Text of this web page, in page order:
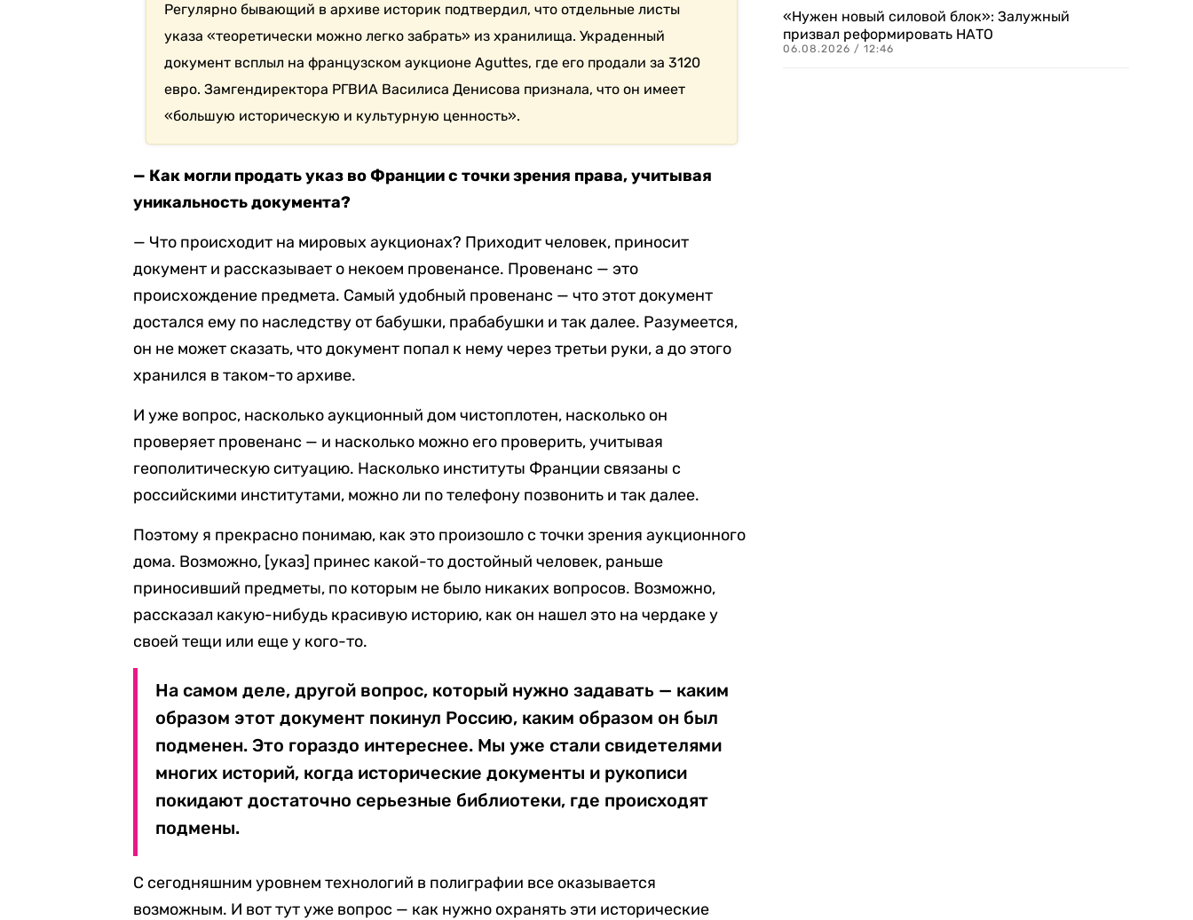
Регулярно бывающий в архиве историк подтвердил, что отдельные листы
указа «теоретически можно легко забрать» из хранилища. Украденный
документ всплыл на французском аукционе Aguttes, где его продали за 3120
евро. Замгендиректора РГВИА Василиса Денисова признала, что он имеет
«большую историческую и культурную ценность».
— Как могли продать указ во Франции с точки зрения права, учитывая
уникальность документа?
— Что происходит на мировых аукционах? Приходит человек, приносит
документ и рассказывает о некоем провенансе. Провенанс — это
происхождение предмета. Самый удобный провенанс — что этот документ
достался ему по наследству от бабушки, прабабушки и так далее. Разумеется,
он не может сказать, что документ попал к нему через третьи руки, а до этого
хранился в таком-то архиве.
И уже вопрос, насколько аукционный дом чистоплотен, насколько он
проверяет провенанс — и насколько можно его проверить, учитывая
геополитическую ситуацию. Насколько институты Франции связаны с
российскими институтами, можно ли по телефону позвонить и так далее.
Поэтому я прекрасно понимаю, как это произошло с точки зрения аукционного
дома. Возможно, [указ] принес какой-то достойный человек, раньше
приносивший предметы, по которым не было никаких вопросов. Возможно,
рассказал какую-нибудь красивую историю, как он нашел это на чердаке у
своей тещи или еще у кого-то.
На самом деле, другой вопрос, который нужно задавать — каким
образом этот документ покинул Россию, каким образом он был
подменен. Это гораздо интереснее. Мы уже стали свидетелями
многих историй, когда исторические документы и рукописи
покидают достаточно серьезные библиотеки, где происходят
подмены.
С сегодняшним уровнем технологий в полиграфии все оказывается
возможным. И вот тут уже вопрос — как нужно охранять эти исторические
«Нужен новый силовой блок»: Залужный
призвал реформировать НАТО
06.08.2026 / 12:46